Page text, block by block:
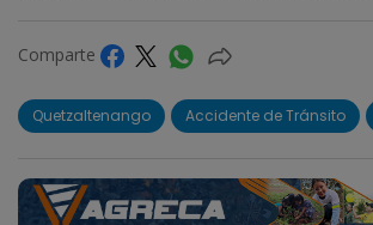
Comparte
Quetzaltenango Accidente de Tránsito